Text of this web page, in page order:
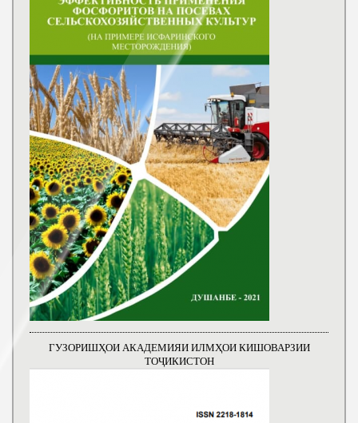
ГУЗОРИШҲОИ АКАДЕМИЯИ ИЛМҲОИ КИШОВАРЗИИ
ТОҶИКИСТОН